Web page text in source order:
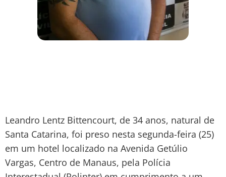
Leandro Lentz Bittencourt, de 34 anos, natural de
Santa Catarina, foi preso nesta segunda-feira (25)
em um hotel localizado na Avenida Getúlio
Vargas, Centro de Manaus, pela Polícia